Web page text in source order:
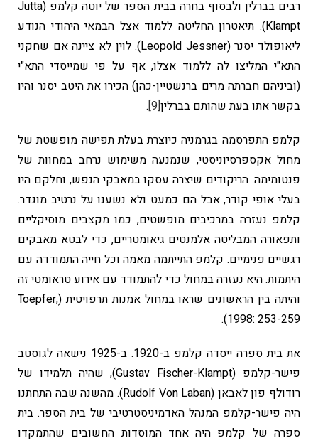
רבים בברלין ולבסוף בחרה בבית הספר של יוטה קלמפ (Jutta
Klampt). תיאטרון החליטה ללמוד אצל הבמאי היהודי הנודע
ליאופולד יסנר (Leopold Jessner). לוין לא ציינה אם שחקני
התא"י המליצו לה ללמוד אצלו, אף על פי שמייסדי התא"י
(וביניהם חברתה מרים ברנשטיין-כהן) הכירו את היטב יסנר והיו
בקשר אתו בעת שהותם בברלין[9]
.
קלמפ התפרסמה בגרמניה כיוצרת בעלת תפישה מופשטת של
מחול אקספרסיוניסטי, שנמנעה משימוש נרחב במחוות של
פנטומימה. הריקודים שיצרה עסקו במאבקי הנפש, וחלקם היו
בעלי אופי קודר, אבל הם כמעט ולא נשענו על נרטיב מוגדר.
קלמפ נעזרה במרכיבים מופשטים, כמו מקצבים מוסיקליים
ותפאורה המבליטה אלמנטים גיאומטריים, כדי לבטא מאבקים
רגשיים פנימיים. קלמפ התייתמה מאמה וכל חייה התמודדה עם
היתמות. היא נעזרה במחול כדי להתמודד עם אירוע טראומטי זה
והיתה בין הראשונים שראו במחול אמנות תרפויטית (Toepfer,
1998: 253-259).
את בית ספרה ייסדה קלמפ ב-1920. ב-1925 נישאה לגוסטב
פישר-קלמפ (Gustav Fischer-Klampt), שהיה תלמידו של
רודולף פון לאבאן (Rudolf Von Laban). מהשנה שבה התחתנו
היה פישר-קלמפ המנהל האדמיניסטרטיבי של בית הספר. בית
ספרה של קלמפ היה אחד המוסדות החשובים שהתמקדו